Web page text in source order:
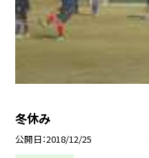
冬休み
公開日 2018/12/25